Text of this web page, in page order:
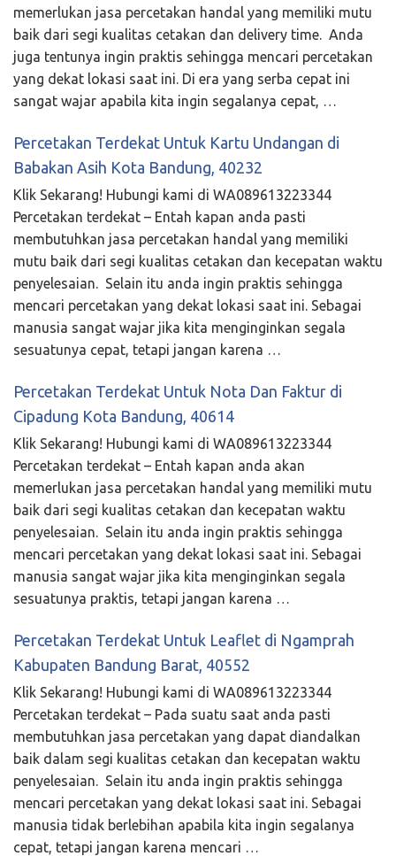
memerlukan jasa percetakan handal yang memiliki mutu
baik dari segi kualitas cetakan dan delivery time. Anda
juga tentunya ingin praktis sehingga mencari percetakan
yang dekat lokasi saat ini. Di era yang serba cepat ini
sangat wajar apabila kita ingin segalanya cepat, …
Percetakan Terdekat Untuk Kartu Undangan di
Babakan Asih Kota Bandung, 40232
Klik Sekarang! Hubungi kami di WA089613223344
Percetakan terdekat – Entah kapan anda pasti
membutuhkan jasa percetakan handal yang memiliki
mutu baik dari segi kualitas cetakan dan kecepatan waktu
penyelesaian. Selain itu anda ingin praktis sehingga
mencari percetakan yang dekat lokasi saat ini. Sebagai
manusia sangat wajar jika kita menginginkan segala
sesuatunya cepat, tetapi jangan karena …
Percetakan Terdekat Untuk Nota Dan Faktur di
Cipadung Kota Bandung, 40614
Klik Sekarang! Hubungi kami di WA089613223344
Percetakan terdekat – Entah kapan anda akan
memerlukan jasa percetakan handal yang memiliki mutu
baik dari segi kualitas cetakan dan kecepatan waktu
penyelesaian. Selain itu anda ingin praktis sehingga
mencari percetakan yang dekat lokasi saat ini. Sebagai
manusia sangat wajar jika kita menginginkan segala
sesuatunya praktis, tetapi jangan karena …
Percetakan Terdekat Untuk Leaflet di Ngamprah
Kabupaten Bandung Barat, 40552
Klik Sekarang! Hubungi kami di WA089613223344
Percetakan terdekat – Pada suatu saat anda pasti
membutuhkan jasa percetakan yang dapat diandalkan
baik dalam segi kualitas cetakan dan kecepatan waktu
penyelesaian. Selain itu anda ingin praktis sehingga
mencari percetakan yang dekat lokasi saat ini. Sebagai
manusia tidak berlebihan apabila kita ingin segalanya
cepat, tetapi jangan karena mencari …